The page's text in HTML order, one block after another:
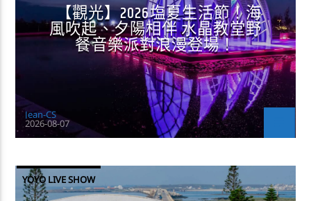
【觀光】2026塩夏生活節！海
風吹起、夕陽相伴 水晶教堂野
餐音樂派對浪漫登場！
Jean-CS
2026-08-07
YOYO LIVE SHOW